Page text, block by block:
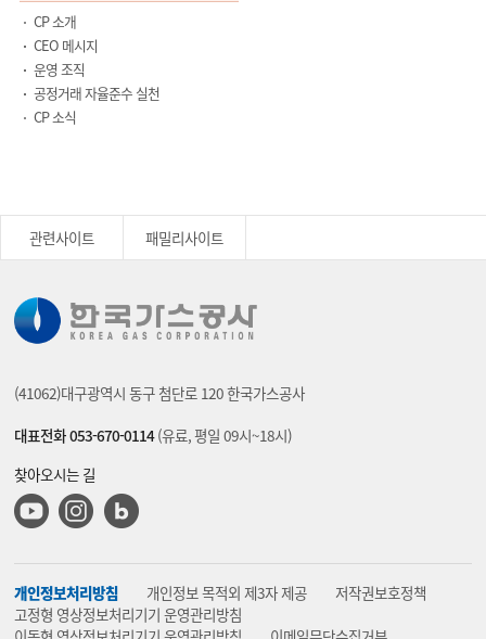
CP 소개
CEO 메시지
운영 조직
공정거래 자율준수 실천
CP 소식
관련사이트 패밀리사이트
(41062)대구광역시 동구 첨단로 120 한국가스공사
대표전화 053-670-0114(유료, 평일 09시~18시)
찾아오시는 길
유튜브인스타그램블로그
개인정보처리방침 개인정보 목적외 제3자 제공
저작권보호정책
고정형 영상정보처리기기 운영관리방침